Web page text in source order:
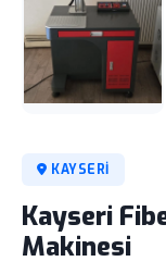
KAYSERI
Kayseri
Makinesi